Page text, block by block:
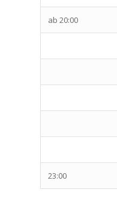
ab 20:00
23:00